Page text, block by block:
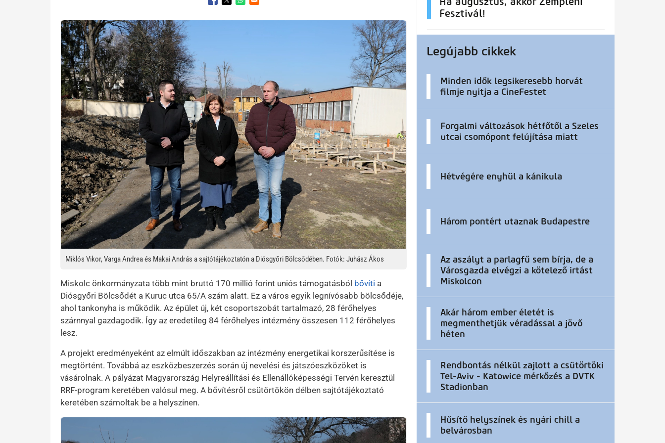
Opens in a new window
Opens in a new window
Opens in a new window
Kép
Miklós Vikor, Varga Andrea és Makai András a sajtótájékoztatón a Diósgyőri Bölcsődében. Fotók: Juhász Ákos
Miskolc önkormányzata több mint bruttó 170 millió forint uniós támogatásból bővíti a
Diósgyőri Bölcsődét a Kuruc utca 65/A szám alatt. Ez a város egyik legnívósabb bölcsődéje,
ahol tankonyha is működik. Az épület új, két csoportszobát tartalmazó, 28 férőhelyes
szárnnyal gazdagodik. Így az eredetileg 84 férőhelyes intézmény összesen 112 férőhelyes
lesz.
A projekt eredményeként az elmúlt időszakban az intézmény energetikai korszerűsítése is
megtörtént. Továbbá az eszközbeszerzés során új nevelési és játszóeszközöket is
vásárolnak. A pályázat Magyarország Helyreállítási és Ellenállóképességi Tervén keresztül
RRF-program keretében valósul meg. A bővítésről csütörtökön délben sajtótájékoztató
keretében számoltak be a helyszínen.
Kép
Fesztivál!
Legújabb cikkek
Minden idők legsikeresebb horvát
filmje nyitja a CineFestet
Forgalmi változások hétfőtől a Szeles
utcai csomópont felújítása miatt
Hétvégére enyhül a kánikula
Három pontért utaznak Budapestre
Az aszályt a parlagfű sem bírja, de a
Városgazda elvégzi a kötelező irtást
Miskolcon
Akár három ember életét is
megmenthetjük véradással a jövő
héten
Rendbontás nélkül zajlott a csütörtöki
Tel-Aviv - Katowice mérkőzés a DVTK
Stadionban
Hűsítő helyszínek és nyári chill a
belvárosban